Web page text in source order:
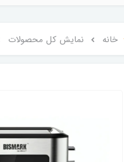
خانه نمایش کل محصولات